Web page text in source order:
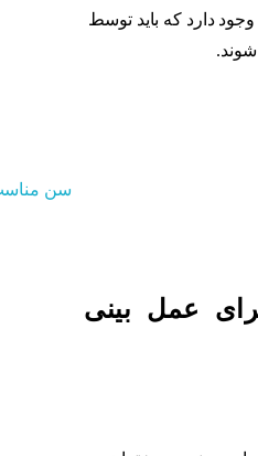
دارد که باید توسط
عمل بینی